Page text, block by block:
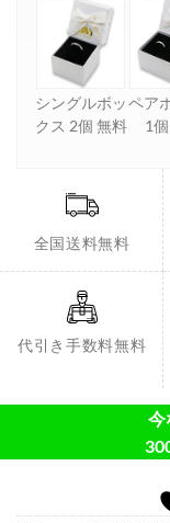
シングルボッ
クス 2個 無料
ペア
1
全国送料無料
代引き手数料無料
今